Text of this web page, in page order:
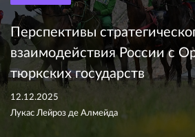
Перспективы
взаимодействия России с
тюркских государств
12.12.2025
Лукас Лейроз де Алмейда